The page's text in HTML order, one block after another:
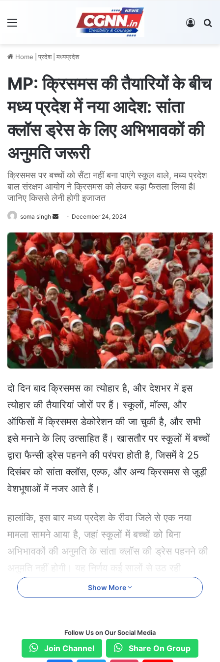
Log In
Home प्रदेश मध्यप्रदेश
MP: क्रिसमस की तैयारियों के बीच
मध्य प्रदेश में नया आदेश: सांता
क्लॉस ड्रेस के लिए अभिभावकों की
अनुमति जरूरी
क्रिसमस पर बच्चों को सैंटा नहीं बना पाएंगे स्कूल वाले, मध्य प्रदेश
बाल संरक्षण आयोग ने क्रिसमस को लेकर बड़ा फैसला लिया हैI
जानिए किससे लेनी होगी इजाजत
soma singh
n
d
a
n
e
m
a
i
l
December 24, 2024
दो दिन बाद क्रिसमस का त्योहार है, और देशभर में इस
त्योहार की तैयारियां जोरों पर हैं। स्कूलों, मॉल्स, और
ऑफिसों में क्रिसमस डेकोरेशन की जा चुकी है, और सभी
इसे मनाने के लिए उत्साहित हैं। खासतौर पर स्कूलों में बच्चों
द्वारा फैन्सी ड्रेस पहनने की परंपरा होती है, जिसमें वे 25
दिसंबर को सांता क्लॉस, एल्फ, और अन्य क्रिसमस से जुड़ी
वेशभूषाओं में नजर आते हैं।
हालांकि, इस बार मध्य प्रदेश के रीवा जिले से एक नया
मामला सामने आया है, जहां स्कूलों में बच्चों को बिना
अभिभावकों की अनुमति के सांता क्लॉस की ड्रेस पहनने की
अनुमति नहीं होगी। यह निर्णय कई सालों से उठ रही
शिकायतों के बाद लिया गया है।
मध्य प्रदेश बाल संरक्षण आयोग ने शिक्षा विभाग और
कलेक्टर्स को आदेश दिया है कि बच्चों को किसी भी प्रकार
Show More
Follow Us on Our Social Media
Join Channel Share On Group